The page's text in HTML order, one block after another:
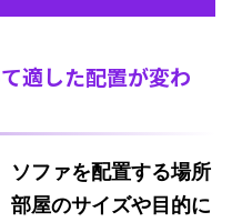
適した配置が変わ
ソファを配置する場所
部屋のサイズや目的に